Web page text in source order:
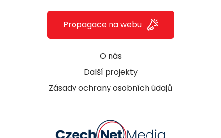
O nás
Další projekty
Zásady ochrany osobních údajů
Propagace na webu